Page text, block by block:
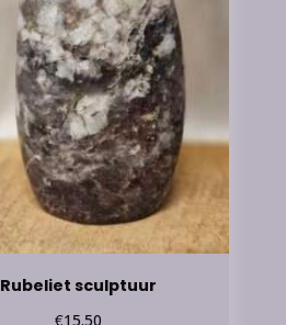
Rubeliet sculptuur
€15.50